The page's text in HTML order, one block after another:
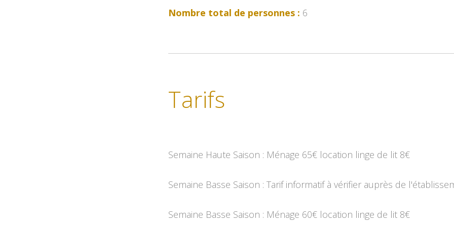
Nombre total de personnes : 6
Tarifs
Semaine Haute Saison : Ménage 65€ location linge de lit 8€
Semaine Basse Saison : Tarif informatif à vérifier auprès de
Semaine Basse Saison : Ménage 60€ location linge de lit 8€